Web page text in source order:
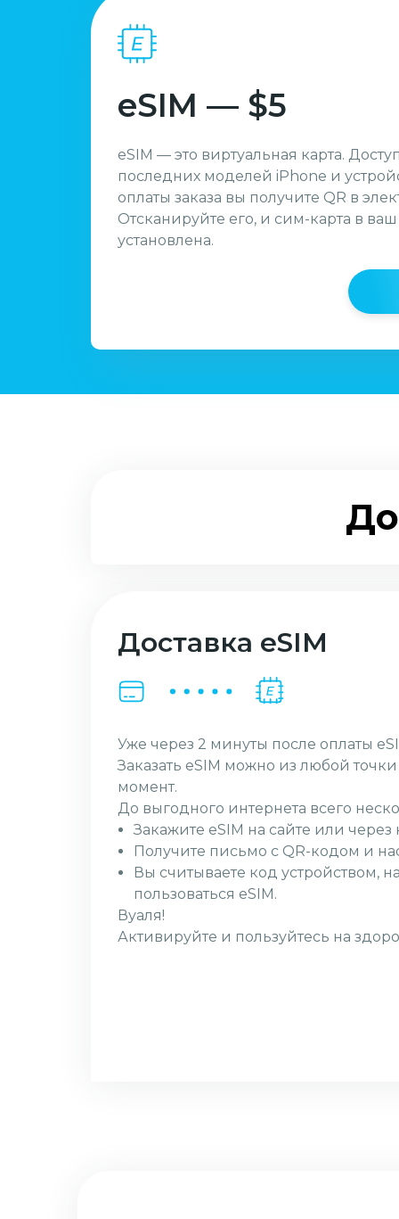
eSIM — $5
eSIM — это виртуальная карта.
последних моделей iPhone и
оплаты заказа вы получите QR в
Отсканируйте его, и сим-карта в
установлена.
Доставка eSIM
Уже через 2 минуты после оплаты
Заказать eSIM можно из любой
момент.
До выгодного интернета всего
Закажите eSIM на сайте или
Получите письмо с QR-кодом и
Вы считываете код устройством,
пользоваться eSIM.
Вуаля!
Активируйте и пользуйтесь на